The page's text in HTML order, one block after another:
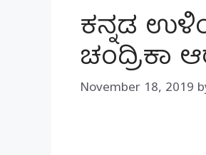
ಕನ್ನಡ
ಚಂದ್ರಿಕಾ
November 18, 2019